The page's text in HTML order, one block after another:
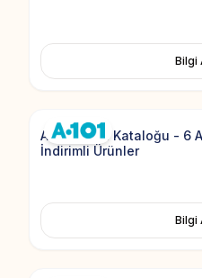
Bilgi
A101 Aktüel Kataloğu - 6
İndirimli Ürünler
Bilgi